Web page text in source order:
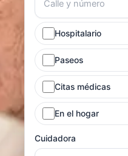
Hospitalario
Paseos
Citas médicas
En el hogar
Cuidadora